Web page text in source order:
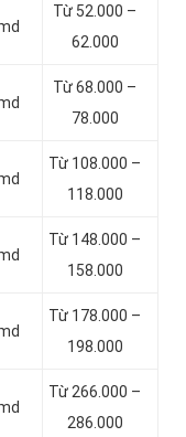
Từ 52.000 –
62.000
Từ 68.000 –
78.000
Từ 108.000 –
118.000
Từ 148.000 –
158.000
Từ 178.000 –
198.000
Từ 266.000 –
286.000